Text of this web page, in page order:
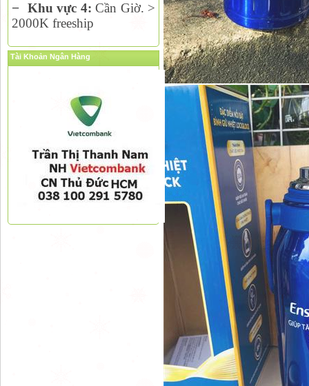
− Khu vực 4:Cần Giờ. >
2000K freeship
Tài Khoản Ngân Hàng